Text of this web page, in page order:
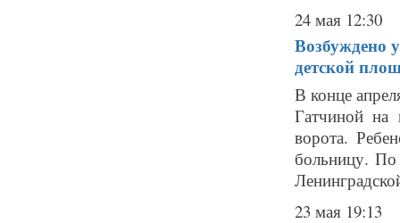
24 мая 12:30
Возбуждено
детской
В конце
Гатчиной на
ворота.
больницу.
23 мая 19:13